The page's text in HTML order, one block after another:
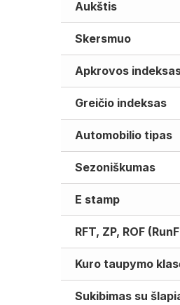
Aukštis
Skersmuo
Apkrovos
Greičio indeksas
Automobilio tipas
Sezoniškumas
E stamp
RFT, ZP, ROF
Kuro taupymo
Sukibimas su